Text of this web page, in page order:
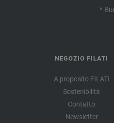
*
NEGOZIO FILATI
A proposito FILATI
Sostenibilità
Contatto
Newsletter